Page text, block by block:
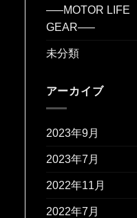
—–MOTOR LIFE
GEAR—–
未分類
アーカイブ
2023年9月
2023年7月
2022年11月
2022年7月